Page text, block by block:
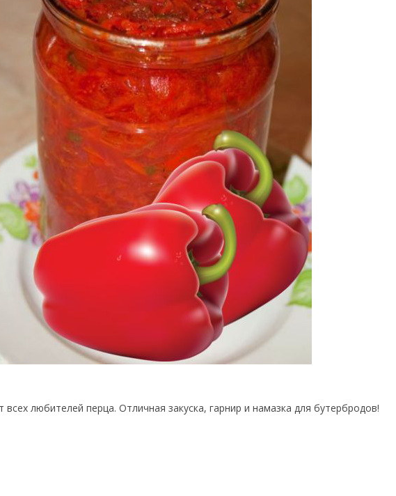
всех любителей перца. Отличная закуска, гарнир и намазка для бутербродов!